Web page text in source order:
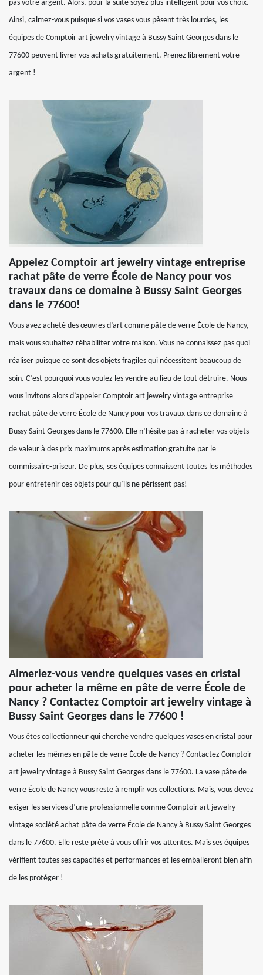
pas votre argent. Alors, pour la suite soyez plus intelligent pour vos choix.
Ainsi, calmez-vous puisque si vos vases vous pèsent très lourdes, les
équipes de Comptoir art jewelry vintage à Bussy Saint Georges dans le
77600 peuvent livrer vos achats gratuitement. Prenez librement votre
argent !
Appelez Comptoir art jewelry vintage entreprise
rachat pâte de verre École de Nancy pour vos
travaux dans ce domaine à Bussy Saint Georges
dans le 77600!
Vous avez acheté des œuvres d’art comme pâte de verre École de Nancy,
mais vous souhaitez réhabiliter votre maison. Vous ne connaissez pas quoi
réaliser puisque ce sont des objets fragiles qui nécessitent beaucoup de
soin. C’est pourquoi vous voulez les vendre au lieu de tout détruire. Nous
vous invitons alors d’appeler Comptoir art jewelry vintage entreprise
rachat pâte de verre École de Nancy pour vos travaux dans ce domaine à
Bussy Saint Georges dans le 77600. Elle n’hésite pas à racheter vos objets
de valeur à des prix maximums après estimation gratuite par le
commissaire-priseur. De plus, ses équipes connaissent toutes les méthodes
pour entretenir ces objets pour qu’ils ne périssent pas!
Aimeriez-vous vendre quelques vases en cristal
pour acheter la même en pâte de verre École de
Nancy ? Contactez Comptoir art jewelry vintage à
Bussy Saint Georges dans le 77600 !
Vous êtes collectionneur qui cherche vendre quelques vases en cristal pour
acheter les mêmes en pâte de verre École de Nancy ? Contactez Comptoir
art jewelry vintage à Bussy Saint Georges dans le 77600. La vase pâte de
verre École de Nancy vous reste à remplir vos collections. Mais, vous devez
exiger les services d’une professionnelle comme Comptoir art jewelry
vintage société achat pâte de verre École de Nancy à Bussy Saint Georges
dans le 77600. Elle reste prête à vous offrir vos attentes. Mais ses équipes
vérifient toutes ses capacités et performances et les emballeront bien afin
de les protéger !